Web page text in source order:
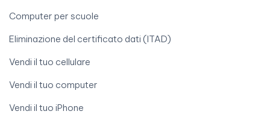
Computer per scuole
Eliminazione del certificato dati (ITAD)
Vendi il tuo cellulare
Vendi il tuo computer
Vendi il tuo iPhone